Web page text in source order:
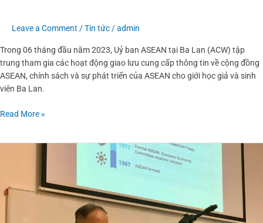
Leave a Comment /Tin tức /admin
Trong 06 tháng đầu năm 2023, Uỷ ban ASEAN tại Ba Lan (ACW) tập
trung tham gia các hoạt động giao lưu cung cấp thông tin về cộng đồng
ASEAN, chính sách và sự phát triển của ASEAN cho giới học giả và sinh
viên Ba Lan.
Vác-
va
Read More »
Hùng